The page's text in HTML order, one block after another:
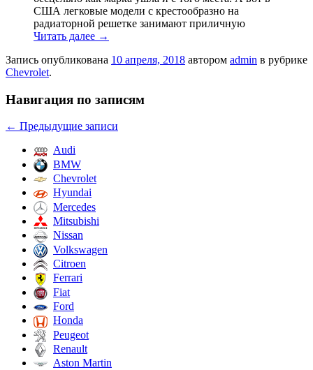
США легковые модели с крестообразно на
радиаторной решетке занимают приличную
Читать далее →
Запись опубликована 10 апреля, 2018 автором admin в рубрике
Chevrolet.
Навигация по записям
← Предыдущие записи
Audi
BMW
Chevrolet
Hyundai
Mercedes
Mitsubishi
Nissan
Volkswagen
Citroen
Ferrari
Fiat
Ford
Honda
Peugeot
Renault
Aston Martin